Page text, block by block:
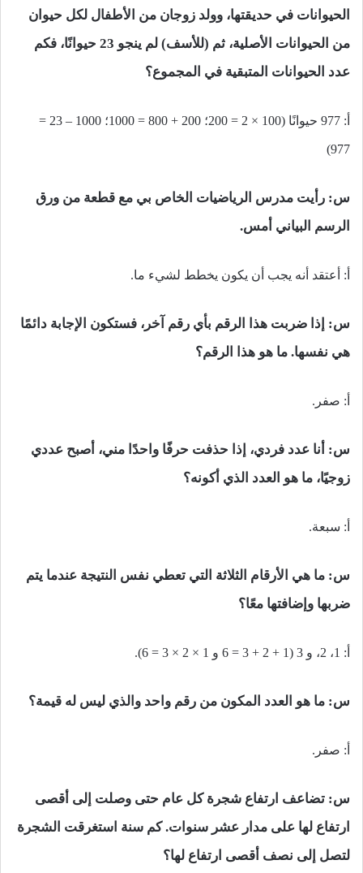
الحيوانات في حديقتها، وولد زوجان من الأطفال لكل حيوان
من الحيوانات الأصلية، ثم (للأسف) لم ينجو 23 حيوانًا، فكم
عدد الحيوانات المتبقية في المجموع؟
أ: 977 حيوانًا (100 × 2 = 200؛ 200 + 800 = 1000؛ 1000 – 23 =
977)
س: رأيت مدرس الرياضيات الخاص بي مع قطعة من ورق
الرسم البياني أمس.
أ: أعتقد أنه يجب أن يكون يخطط لشيء ما.
س: إذا ضربت هذا الرقم بأي رقم آخر، فستكون الإجابة دائمًا
هي نفسها. ما هو هذا الرقم؟
أ: صفر.
س: أنا عدد فردي، إذا حذفت حرفًا واحدًا مني، أصبح عددي
زوجيًا، ما هو العدد الذي أكونه؟
أ: سبعة.
س: ما هي الأرقام الثلاثة التي تعطي نفس النتيجة عندما يتم
ضربها وإضافتها معًا؟
أ: 1، 2، و 3 (1 + 2 + 3 = 6 و 1 × 2 × 3 = 6).
س: ما هو العدد المكون من رقم واحد والذي ليس له قيمة؟
أ: صفر.
س: تضاعف ارتفاع شجرة كل عام حتى وصلت إلى أقصى
ارتفاع لها على مدار عشر سنوات. كم سنة استغرقت الشجرة
لتصل إلى نصف أقصى ارتفاع لها؟